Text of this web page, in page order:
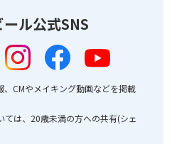
ル公式SNS
CMやメイキング動画などを掲載
は、20歳未満の方への共有(シェ